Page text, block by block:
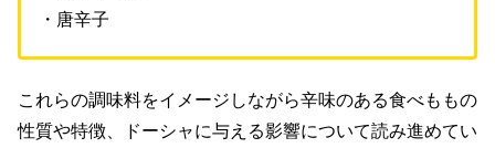
・唐辛子
これらの調味料をイメージしながら辛味のある食べももの
性質や特徴、ドーシャに与える影響について読み進めてい